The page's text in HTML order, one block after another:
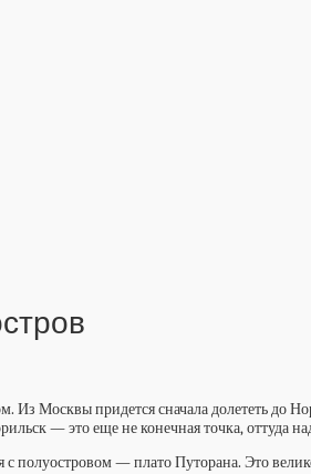
Из Москвы придется сначала долететь до
— это еще не конечная точка, оттуда
— плато Путорана. Это